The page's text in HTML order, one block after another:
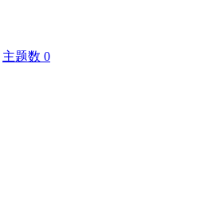
主题数 0